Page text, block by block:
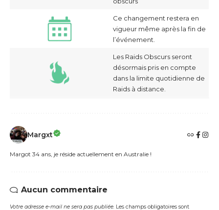
Ce changement restera en
vigueur même après la fin de
l’événement.
Les Raids Obscurs seront
désormais pris en compte
dans la limite quotidienne de
Raids à distance.
Margxt
Margot 34 ans, je réside actuellement en Australie !
Aucun commentaire
Votre adresse e-mail ne sera pas publiée. Les champs obligatoires sont